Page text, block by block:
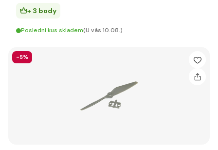
+ 3 body
Poslední kus skladem(U vás 10.08.)
-5%